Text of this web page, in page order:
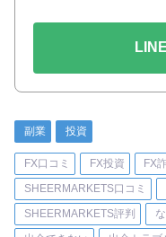
副業 投資
FX口コミ FX投資 FX
SHEERMARKETS口コミ
SHEERMARKETS評判